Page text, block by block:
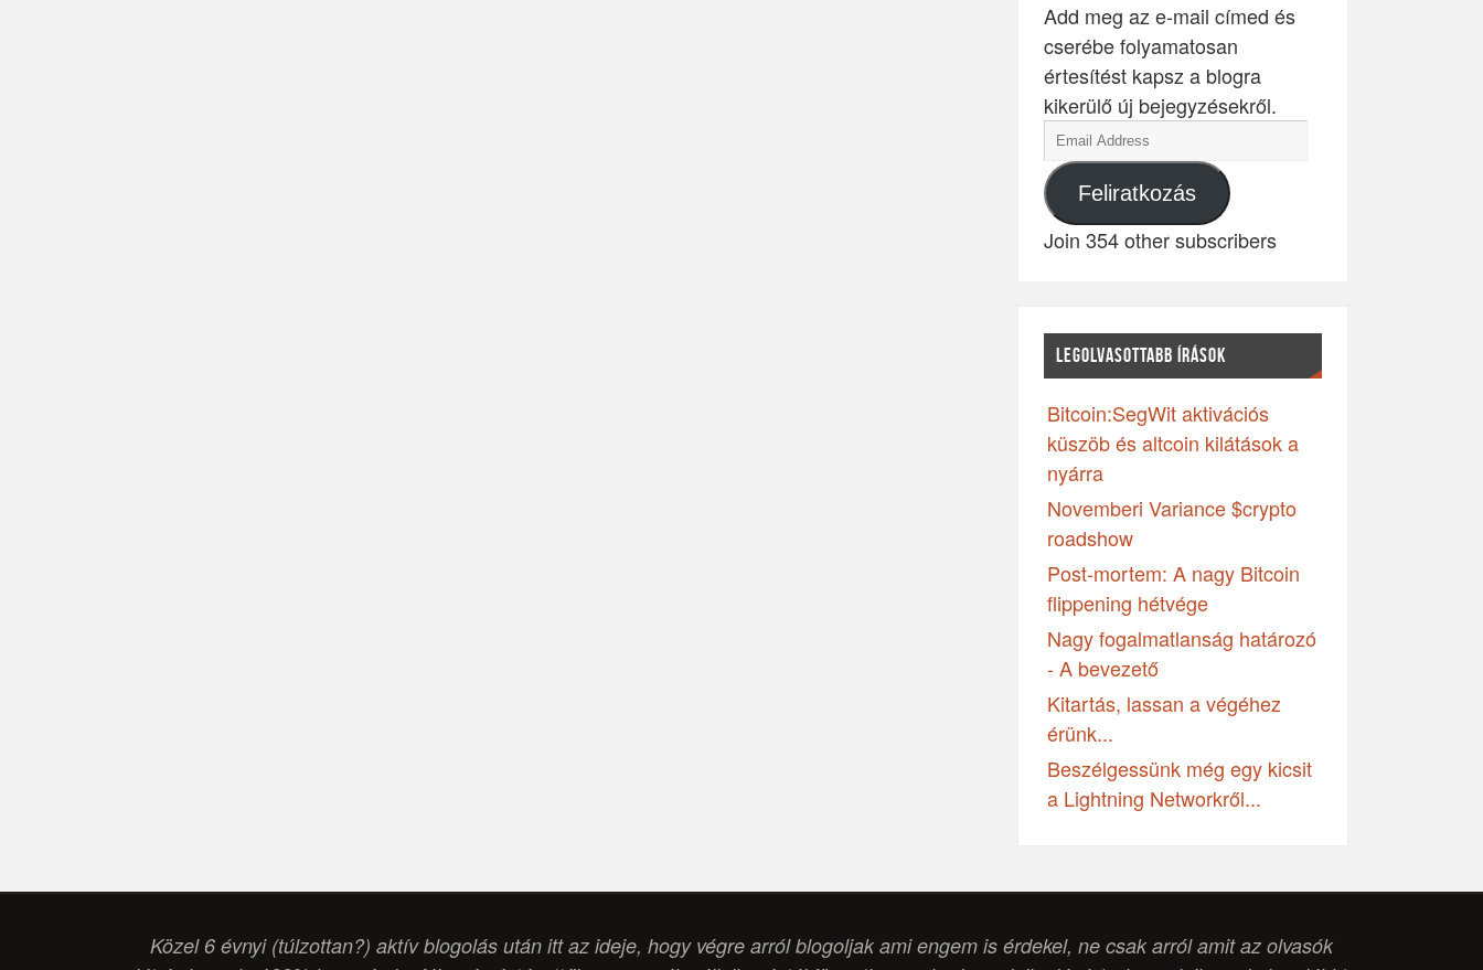
Add meg az e-mail címed és
cserébe folyamatosan
értesítést kapsz a blogra
kikerülő új bejegyzésekről.
Feliratkozás
Join 354 other subscribers
LEGOLVASOTTABB ÍRÁSOK
Bitcoin:SegWit aktivációs
küszöb és altcoin kilátások a
nyárra
Novemberi Variance $crypto
roadshow
Post-mortem: A nagy Bitcoin
flippening hétvége
Nagy fogalmatlanság határozó
- A bevezető
Kitartás, lassan a végéhez
érünk...
Beszélgessünk még egy kicsit
a Lightning Networkről...
Közel 6 évnyi (túlzottan?) aktív blogolás után itt az ideje, hogy végre arról blogoljak ami engem is érdekel, ne csak arról amit az olvasók